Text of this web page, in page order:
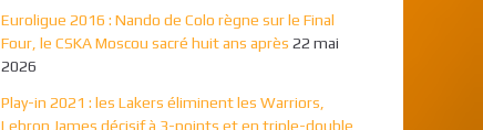
Euroligue 2016 : Nando de Colo règne sur le Final
Four, le CSKA Moscou sacré huit ans après 22 mai
2026
Play-in 2021 : les Lakers éliminent les Warriors,
Lebron James décisif à 3-points et en triple-double